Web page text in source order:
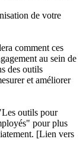
de votre
comment ces
au sein de
des outils
et améliorer
outils pour
pour plus
[Lien vers